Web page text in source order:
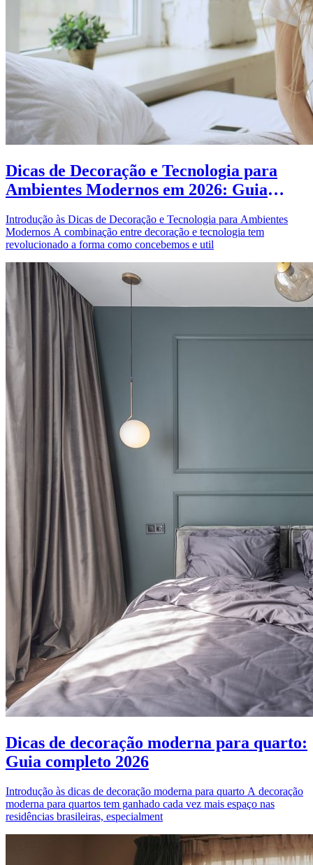
Dicas de Decoração e Tecnologia para
Ambientes Modernos em 2026: Guia
Introdução às Dicas de Decoração e Tecnologia para Ambientes
Modernos A combinação entre decoração e tecnologia tem
revolucionado a forma como concebemos e util
Dicas de decoração moderna para quarto:
Guia completo 2026
Introdução às dicas de decoração moderna para quarto A decoração
moderna para quartos tem ganhado cada vez mais espaço nas
residências brasileiras, especialment